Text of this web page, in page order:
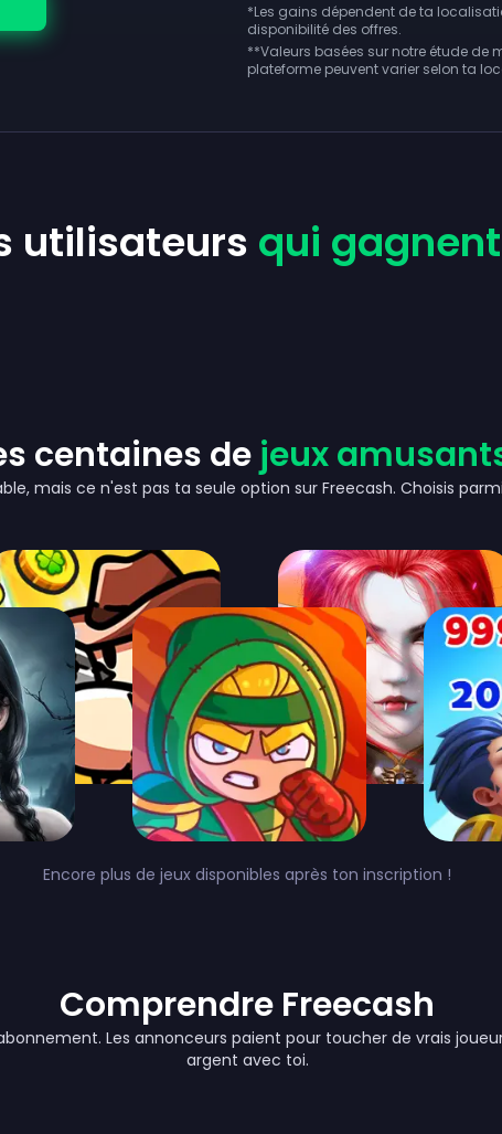
*Les gains dépendent de ta
disponibilité des offres.
**Valeurs basées sur notre étude de
plateforme peuvent varier selon ta
utilisateurs qui
centaines de jeux
mais ce n'est pas ta seule option sur Freecash. Choisis
Encore plus de jeux disponibles après ton inscription !
Comprendre Freecash
Les annonceurs paient pour toucher de vrais
argent avec toi.